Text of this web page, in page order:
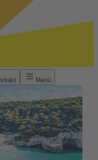
Menü